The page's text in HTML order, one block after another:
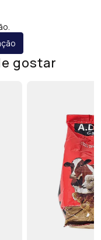
gostar